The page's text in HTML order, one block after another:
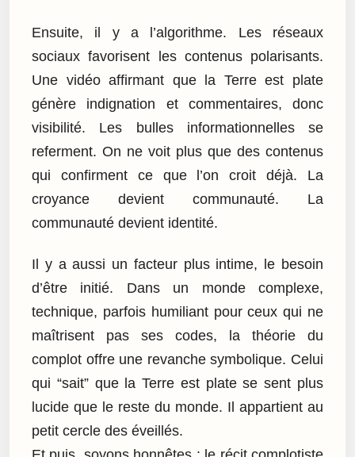
Ensuite, il y a l’algorithme. Les réseaux
sociaux favorisent les contenus polarisants.
Une vidéo affirmant que la Terre est plate
génère indignation et commentaires, donc
visibilité. Les bulles informationnelles se
referment. On ne voit plus que des contenus
qui confirment ce que l’on croit déjà. La
croyance devient communauté. La
communauté devient identité.
Il y a aussi un facteur plus intime, le besoin
d’être initié. Dans un monde complexe,
technique, parfois humiliant pour ceux qui ne
maîtrisent pas ses codes, la théorie du
complot offre une revanche symbolique. Celui
qui “sait” que la Terre est plate se sent plus
lucide que le reste du monde. Il appartient au
petit cercle des éveillés.